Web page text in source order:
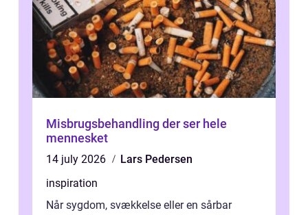
Misbrugsbehandling der ser hele
mennesket
14 july 2026
Lars Pedersen
inspiration
Når sygdom, svækkelse eller en sårbar